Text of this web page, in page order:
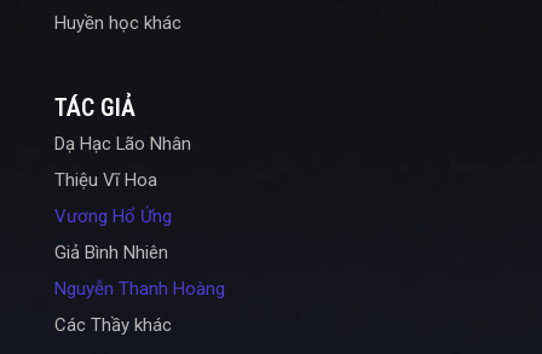
Huyền học khác
TÁC GIẢ
Dạ Hạc Lão Nhân
Thiệu Vĩ Hoa
Vương Hổ Ứng
Giả Bình Nhiên
Nguyễn Thanh Hoàng
Các Thầy khác